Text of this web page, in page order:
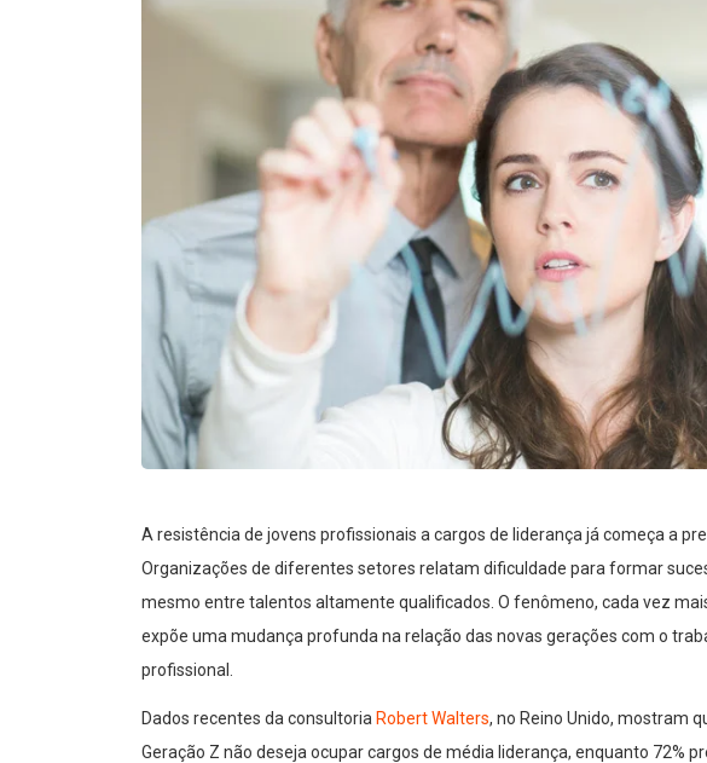
A resistência de jovens profissionais a cargos de liderança já começa a
Organizações de diferentes setores relatam dificuldade para formar
mesmo entre talentos altamente qualificados. O fenômeno, cada vez
expõe uma mudança profunda na relação das novas gerações com o
profissional.
Dados recentes da consultoria Robert Walters, no Reino Unido, mostram
Geração Z não deseja ocupar cargos de média liderança, enquanto 72%